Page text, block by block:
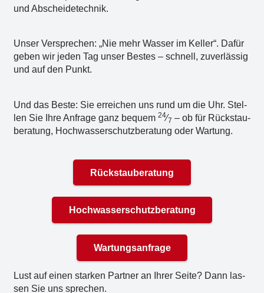
und Abschei­de­tech­nik.
Unser Ver­spre­chen: „Nie mehr Was­ser im Kel­ler“. Dafür
geben wir jeden Tag unser Bes­tes – schnell, zuver­läs­sig
und auf den Punkt.
Und das Bes­te: Sie errei­chen uns rund um die Uhr. Stel­
len Sie Ihre Anfra­ge ganz bequem 24⁄7 – ob für Rück­stau­
be­ra­tung, Hoch­was­ser­schutz­be­ra­tung oder War­tung.
Rückstauberatung
Hochwasserschutzberatung
Wartungsanfrage
Lust auf einen star­ken Part­ner an Ihrer Sei­te? Dann las­
sen Sie uns spre­chen.